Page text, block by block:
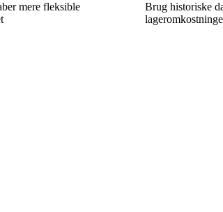
mere fleksible
Brug historiske